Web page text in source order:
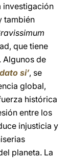
investigación
también
que tiene
Algunos de
si’, se
global,
histórica
entre los
injusticia y
planeta. La